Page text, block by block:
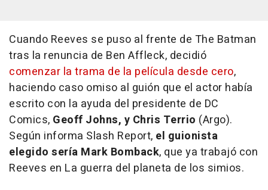
Cuando Reeves se puso al frente de The Batman
tras la renuncia de Ben Affleck, decidió
comenzar la trama de la película desde cero,
haciendo caso omiso al guión que el actor había
escrito con la ayuda del presidente de DC
Comics, Geoff Johns, y Chris Terrio (Argo).
Según informa Slash Report, el guionista
elegido sería Mark Bomback, que ya trabajó con
Reeves en La guerra del planeta de los simios.